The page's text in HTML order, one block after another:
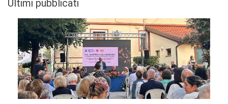
Ultimi pubblicati